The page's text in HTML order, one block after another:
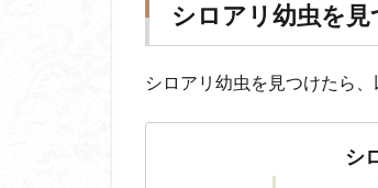
シロアリ幼虫を
シロアリ幼虫を見つけたら
シ